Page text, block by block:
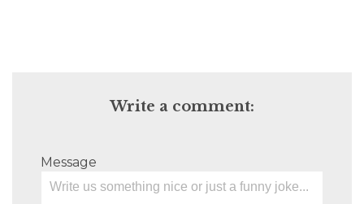
Write a comment:
Message